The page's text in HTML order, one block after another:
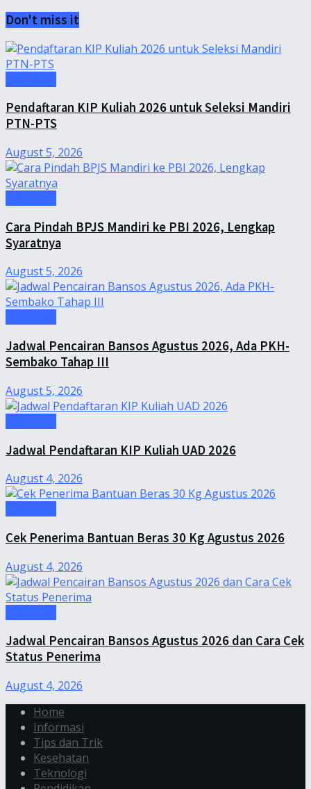
Don't miss it
Pendaftaran KIP Kuliah 2026 untuk Seleksi Mandiri
PTN-PTS
August 5, 2026
Cara Pindah BPJS Mandiri ke PBI 2026, Lengkap
Syaratnya
August 5, 2026
Jadwal Pencairan Bansos Agustus 2026, Ada PKH-
Sembako Tahap III
August 5, 2026
Jadwal Pendaftaran KIP Kuliah UAD 2026
August 4, 2026
Cek Penerima Bantuan Beras 30 Kg Agustus 2026
August 4, 2026
Jadwal Pencairan Bansos Agustus 2026 dan Cara Cek
Status Penerima
August 4, 2026
Home
Informasi
Tips dan Trik
Kesehatan
Teknologi